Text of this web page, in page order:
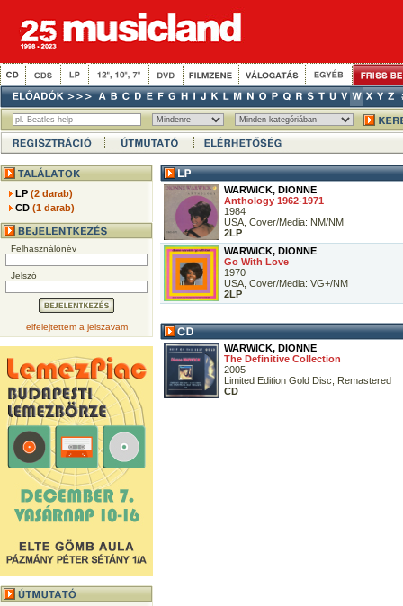
LP(2 darab)
CD(1 darab)
Felhasználónév
Jelszó
elfelejtettem a jelszavam
WARWICK, DIONNE
Anthology 1962-1971
1984
USA, Cover/Media: NM/NM
2LP
WARWICK, DIONNE
Go With Love
1970
USA, Cover/Media: VG+/NM
2LP
WARWICK, DIONNE
The Definitive Collection
2005
Limited Edition Gold Disc, Remastered
CD